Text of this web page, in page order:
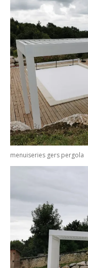
menuiseries gers pergola